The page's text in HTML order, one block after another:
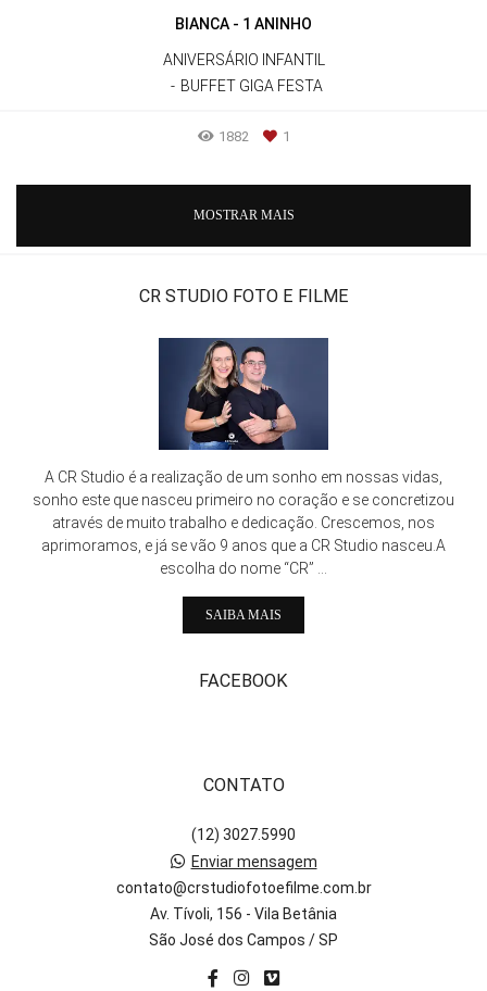
BIANCA - 1 ANINHO
ANIVERSÁRIO INFANTIL
BUFFET GIGA FESTA
1882 1
MOSTRAR MAIS
CR STUDIO FOTO E FILME
A CR Studio é a realização de um sonho em nossas vidas,
sonho este que nasceu primeiro no coração e se concretizou
através de muito trabalho e dedicação. Crescemos, nos
aprimoramos, e já se vão 9 anos que a CR Studio nasceu.A
escolha do nome “CR” ...
SAIBA MAIS
FACEBOOK
CONTATO
(12) 3027.5990
Enviar mensagem
contato@crstudiofotoefilme.com.br
Av. Tívoli, 156 - Vila Betânia
São José dos Campos / SP